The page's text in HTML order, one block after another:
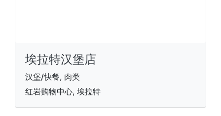
埃拉特汉堡店
汉堡/快餐, 肉类
红岩购物中心, 埃拉特